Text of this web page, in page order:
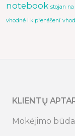
notebook stojan
vhodné i k přenášení
KLIENTŲ
Mokėjimo